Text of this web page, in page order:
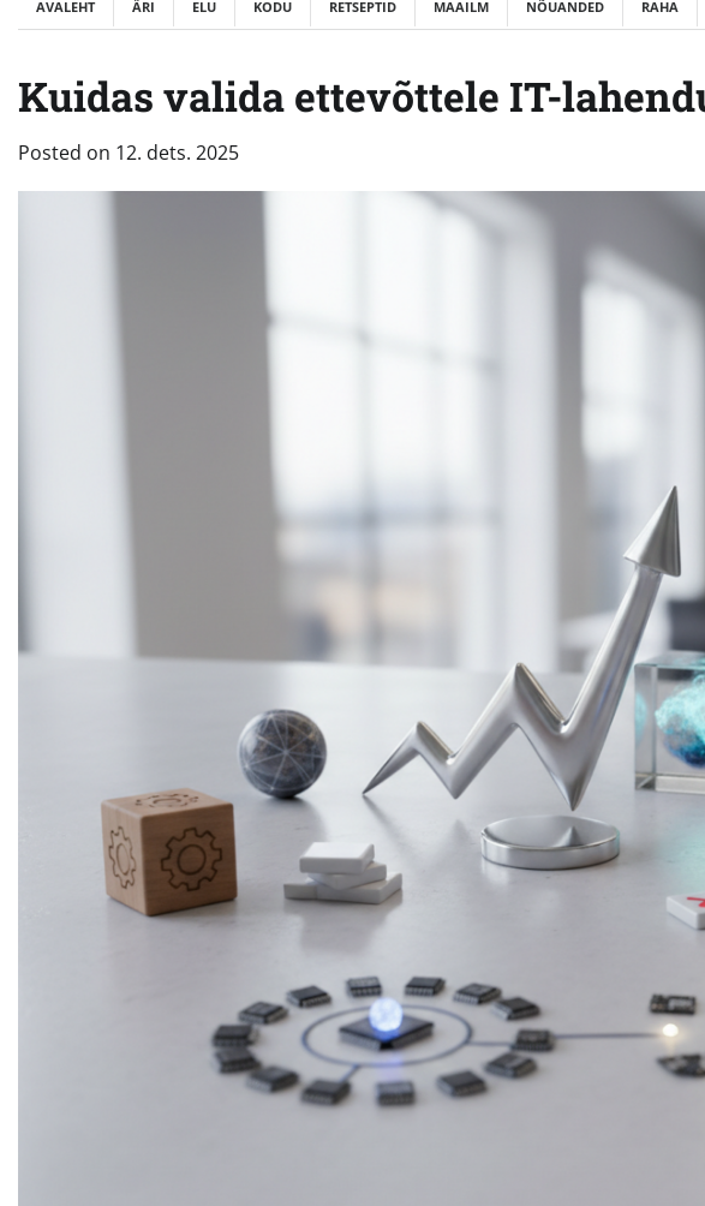
AVALEHT ÄRI ELU KODU RETSEPTID MAAILM NÕUANDED RAHA
Kuidas valida ettevõttele IT-
Posted on 12. dets. 2025